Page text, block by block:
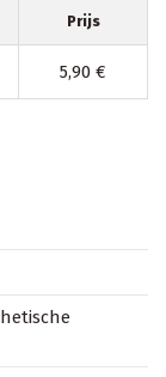
Prijs
5,90 €